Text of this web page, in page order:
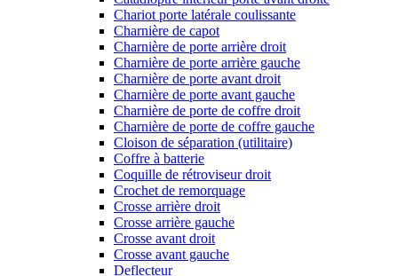
Chariot porte latérale coulissante
Charnière de capot
Charnière de porte arrière droit
Charnière de porte arrière gauche
Charnière de porte avant droit
Charnière de porte avant gauche
Charnière de porte de coffre droit
Charnière de porte de coffre gauche
Cloison de séparation (utilitaire)
Coffre à batterie
Coquille de rétroviseur droit
Crochet de remorquage
Crosse arrière droit
Crosse arrière gauche
Crosse avant droit
Crosse avant gauche
Deflecteur